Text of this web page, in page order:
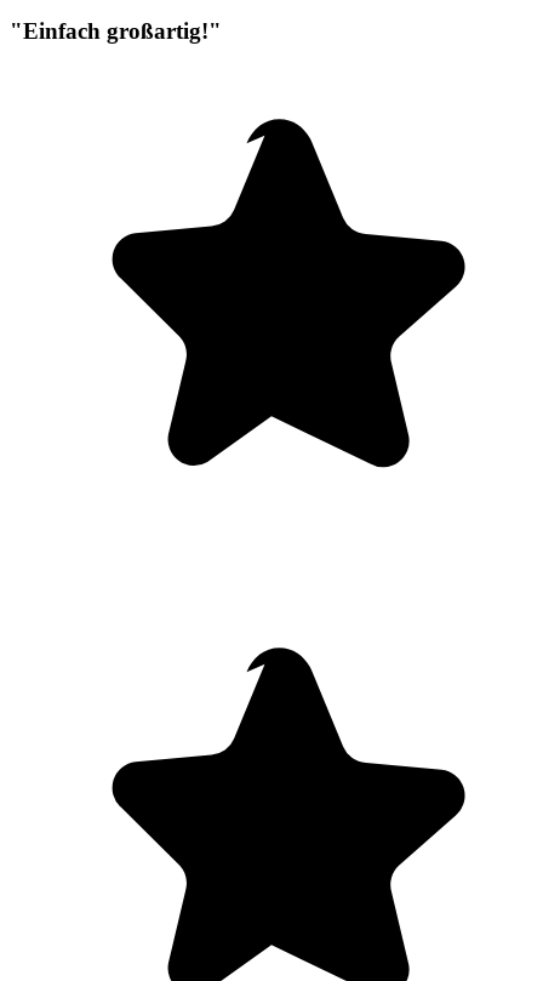
"Einfach großartig!"